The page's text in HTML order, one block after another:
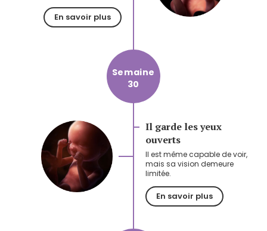
En savoir plus
Semaine
30
Il garde les yeux
ouverts
Il est même capable de voir,
mais sa vision demeure
limitée.
En savoir plus